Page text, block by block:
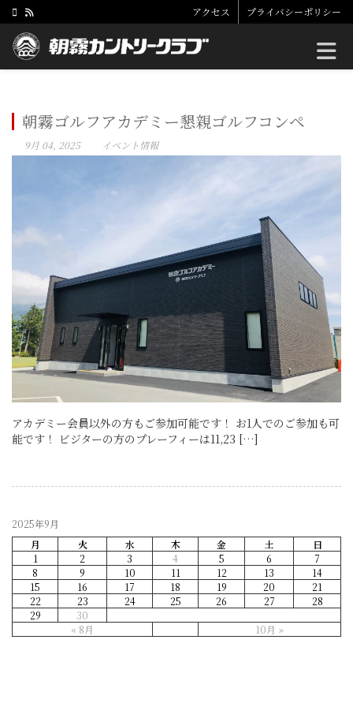
アクセス プライバシーポリシー
朝霧ゴルフアカデミー懇親ゴルフコンペ
9月 04, 2025 イベント情報
アカデミー会員以外の方もご参加可能です！ お1人でのご参加も可
能です！ ビジターの方のプレーフィーは11,23 […]
2025年9月
月
火 水 木 金 土 日
« 8月 10月 »
1 2 3 4 5 6
7
8
9 10 11 12 13
14
15
16 17 18 19 20
21
22
23 24 25 26 27
28
29
30